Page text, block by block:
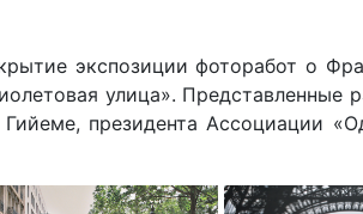
экспозиции фоторабот о
улица». Представленные
президента Ассоциации